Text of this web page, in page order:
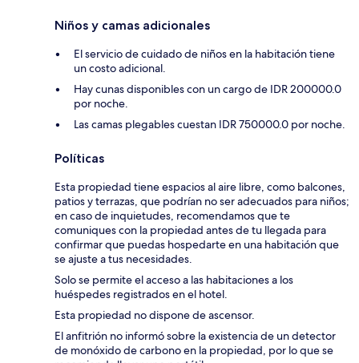
Niños y camas adicionales
El servicio de cuidado de niños en la habitación tiene
un costo adicional.
Hay cunas disponibles con un cargo de IDR 200000.0
por noche.
Las camas plegables cuestan IDR 750000.0 por noche.
Políticas
Esta propiedad tiene espacios al aire libre, como balcones,
patios y terrazas, que podrían no ser adecuados para niños;
en caso de inquietudes, recomendamos que te
comuniques con la propiedad antes de tu llegada para
confirmar que puedas hospedarte en una habitación que
se ajuste a tus necesidades.
Solo se permite el acceso a las habitaciones a los
huéspedes registrados en el hotel.
Esta propiedad no dispone de ascensor.
El anfitrión no informó sobre la existencia de un detector
de monóxido de carbono en la propiedad, por lo que se